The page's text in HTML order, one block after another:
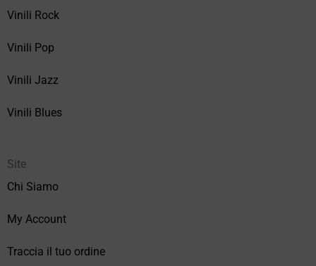
Vinili Rock
Vinili Pop
Vinili Jazz
Vinili Blues
Site
Chi Siamo
My Account
Traccia il tuo ordine